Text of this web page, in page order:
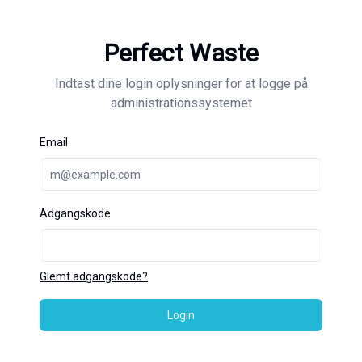
Perfect Waste
Indtast dine login oplysninger for at logge på
administrationssystemet
Email
Adgangskode
Glemt adgangskode?
Login